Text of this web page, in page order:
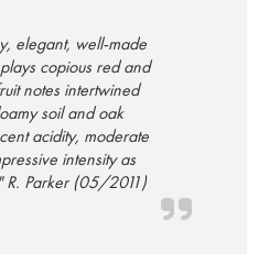
elegant, well-made
copious red and
notes intertwined
soil and oak
acidity, moderate
intensity as
R. Parker (05/2011)